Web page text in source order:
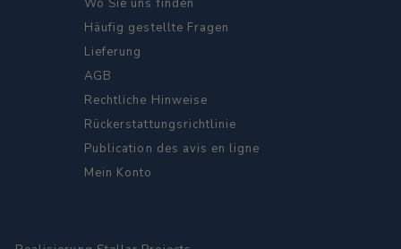
Wo Sie uns finden
Häufig gestellte Fragen
Lieferung
AGB
Rechtliche Hinweise
Rückerstattungsrichtlinie
Publication des avis en ligne
Mein Konto